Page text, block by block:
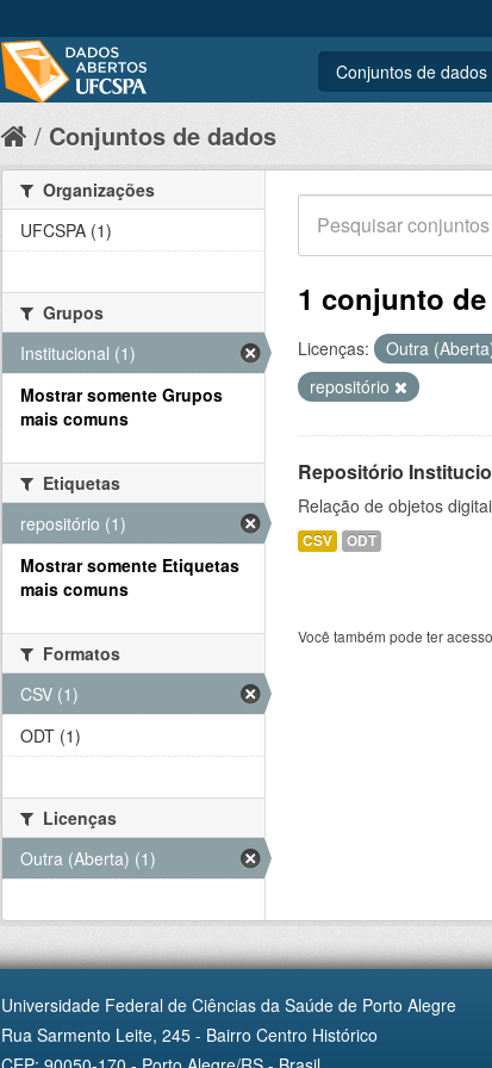
Conjuntos de dados
Conjuntos de dados
1 conjunto
Licenças: Outra
repositório
Repositório
Relação de objetos
CSV ODT
Você também pode ter
Organizações
UFCSPA (1)
Grupos
Institucional (1)
Mostrar somente Grupos
mais comuns
Etiquetas
repositório (1)
Mostrar somente Etiquetas
mais comuns
Formatos
CSV (1)
ODT (1)
Licenças
Outra (Aberta) (1)
Universidade Federal de Ciências da Saúde de Porto Alegre
Rua Sarmento Leite, 245 - Bairro Centro Histórico